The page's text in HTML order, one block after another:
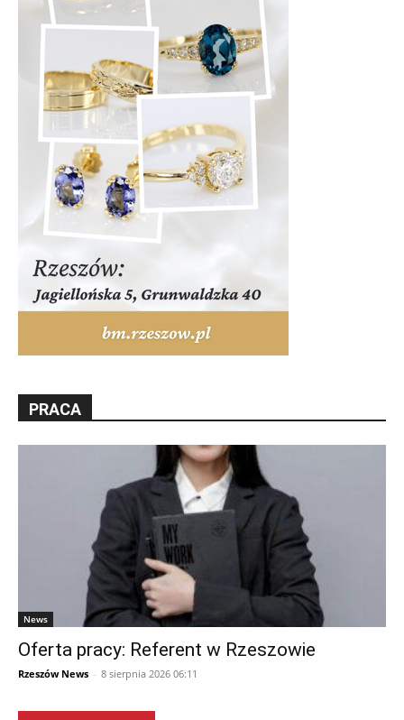
PRACA
News
Oferta pracy: Referent w Rzeszowie
Rzeszów News - 8 sierpnia 2026 06:11